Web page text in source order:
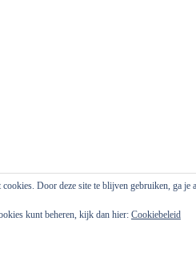
Door deze site te blijven gebruiken, ga je
kunt beheren, kijk dan hier: Cookiebeleid